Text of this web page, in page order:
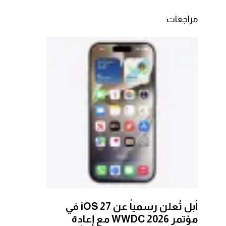
مراجعات
أبل تُعلن رسمياً عن iOS 27 في
مؤتمر WWDC 2026 مع إعادة